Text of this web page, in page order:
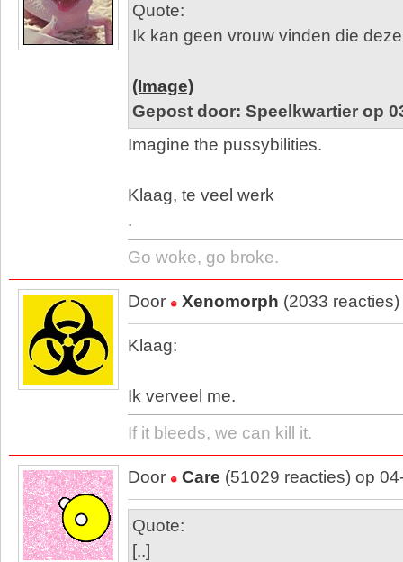
Quote:
Ik kan geen vrouw vinden die
(Image)
Gepost door: Speelkwartier op
Imagine the pussybilities.
Klaag, te veel werk
.
Go woke, go broke.
Door Xenomorph (2033
Klaag:
Ik verveel me.
If it bleeds, we can kill it.
Door Care (51029 reacties) op
Quote:
[..]